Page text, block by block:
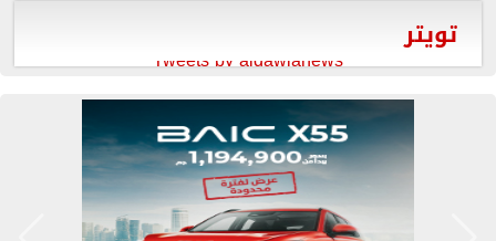
تويتر
Tweets by aldawlanews